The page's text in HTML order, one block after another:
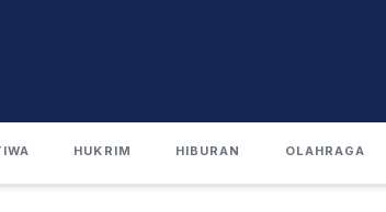
HUKRIM HIBURAN OLAHRAGA